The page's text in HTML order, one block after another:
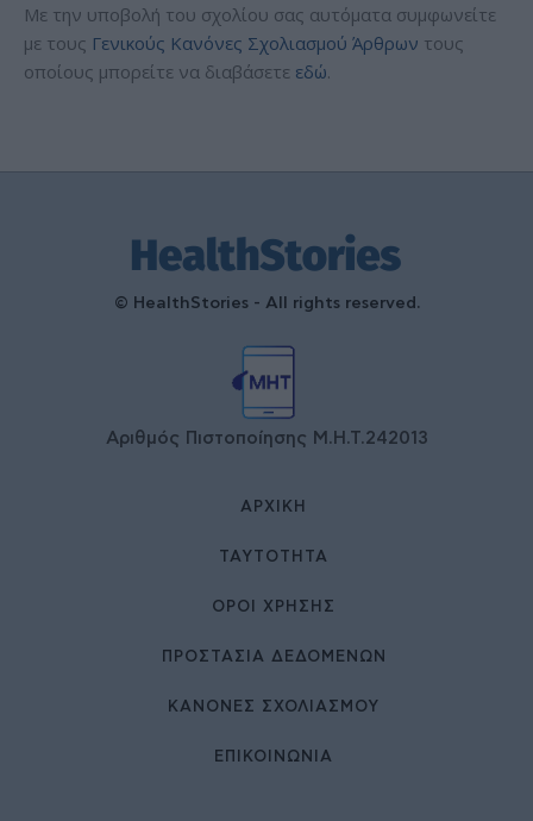
Με την υποβολή του σχολίου σας αυτόματα συμφωνείτε
με τους Γενικούς Κανόνες Σχολιασμού Άρθρων τους
οποίους μπορείτε να διαβάσετε εδώ.
© HealthStories - All rights reserved.
Αριθμός Πιστοποίησης Μ.Η.Τ.242013
ΑΡΧΙΚΉ
ΤΑΥΤΌΤΗΤΑ
ΌΡΟΙ ΧΡΉΣΗΣ
ΠΡΟΣΤΑΣΙΑ ΔΕΔΟΜΕΝΩΝ
ΚΑΝΟΝΕΣ ΣΧΟΛΙΑΣΜΟΥ
ΕΠΙΚΟΙΝΩΝΊΑ